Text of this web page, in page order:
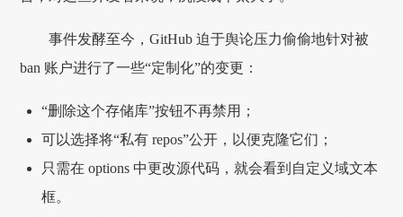
事件发酵至今，GitHub 迫于舆论压力偷偷地针对被
ban 账户进行了一些“定制化”的变更：
“删除这个存储库”按钮不再禁用；
可以选择将“私有 repos”公开，以便克隆它们；
只需在 options 中更改源代码，就会看到自定义域文本
框。